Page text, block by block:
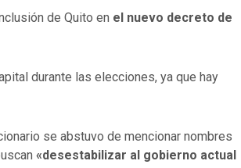
de Quito en el nuevo decreto de
durante las elecciones, ya que hay
se abstuvo de mencionar nombres
«desestabilizar al gobierno actual